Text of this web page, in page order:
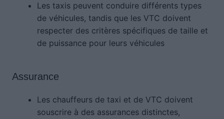
Les taxis peuvent conduire différents types
de véhicules, tandis que les VTC doivent
respecter des critères spécifiques de taille et
de puissance pour leurs véhicules
Assurance
Les chauffeurs de taxi et de VTC doivent
souscrire à des assurances distinctes,